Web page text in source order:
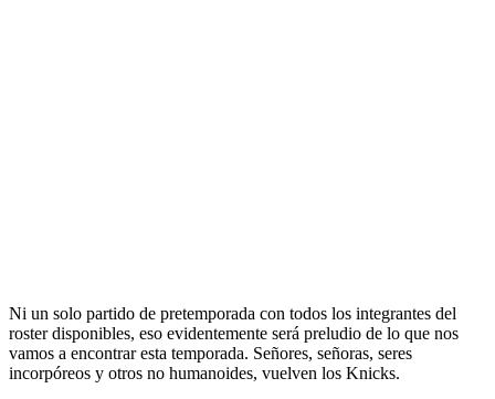
Ni un solo partido de pretemporada con todos los integrantes del
roster disponibles, eso evidentemente será preludio de lo que nos
vamos a encontrar esta temporada. Señores, señoras, seres
incorpóreos y otros no humanoides, vuelven los Knicks.